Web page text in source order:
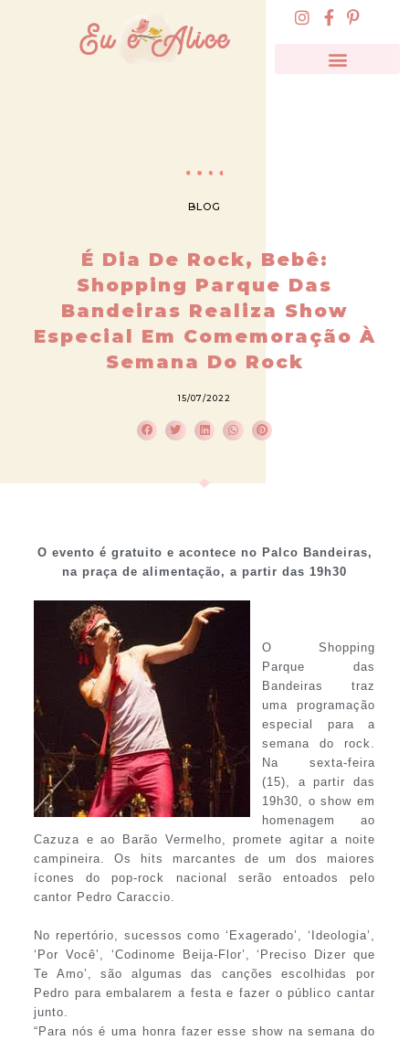
BLOG
É Dia De Rock, Bebê:
Shopping Parque Das
Bandeiras Realiza Show
Especial Em Comemoração À
Semana Do Rock
15/07/2022
O evento é gratuito e acontece no Palco Bandeiras,
na praça de alimentação, a partir das 19h30
O Shopping
Parque das
Bandeiras traz
uma programação
especial para a
semana do rock.
Na sexta-feira
(15), a partir das
19h30, o show em
homenagem ao
Cazuza e ao Barão Vermelho, promete agitar a noite
campineira. Os hits marcantes de um dos maiores
ícones do pop-rock nacional serão entoados pelo
cantor Pedro Caraccio.
No repertório, sucessos como ‘Exagerado’, ‘Ideologia’,
‘Por Você’, ‘Codinome Beija-Flor’, ‘Preciso Dizer que
Te Amo’, são algumas das canções escolhidas por
Pedro para embalarem a festa e fazer o público cantar
junto.
“Para nós é uma honra fazer esse show na semana do